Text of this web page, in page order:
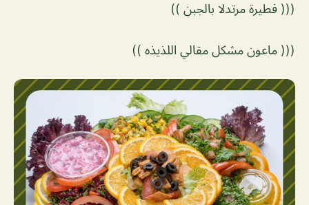
((( فطيرة مرتدلا بالجبن )) ⠀⠀
((( ماعون مشكل مقالي اللذيذه )) ⠀